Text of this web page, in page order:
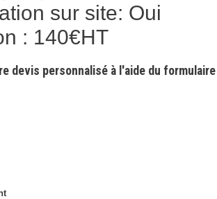
sur site: Oui
: 140€HT
devis personnalisé à l'aide du